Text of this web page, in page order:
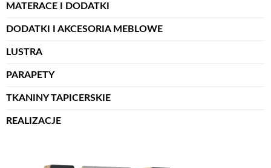
MATERACE I DODATKI
DODATKI I AKCESORIA MEBLOWE
LUSTRA
PARAPETY
TKANINY TAPICERSKIE
REALIZACJE